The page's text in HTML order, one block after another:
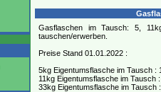
Gasflaschen im Tausch: 5,
tauschen/erwerben.
Preise Stand 01.01.2022 :
5kg Eigentumsflasche im Tausch :
11kg Eigentumsflasche im Tausch
33kg Eigentumsflasche im Tausch